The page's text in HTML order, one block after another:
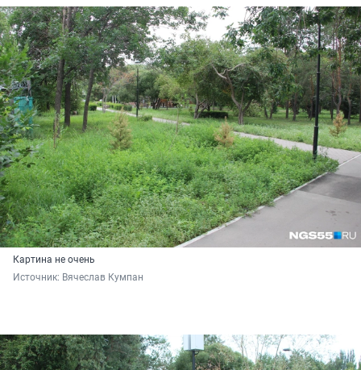
Картина не очень
Источник: Вячеслав Кумпан